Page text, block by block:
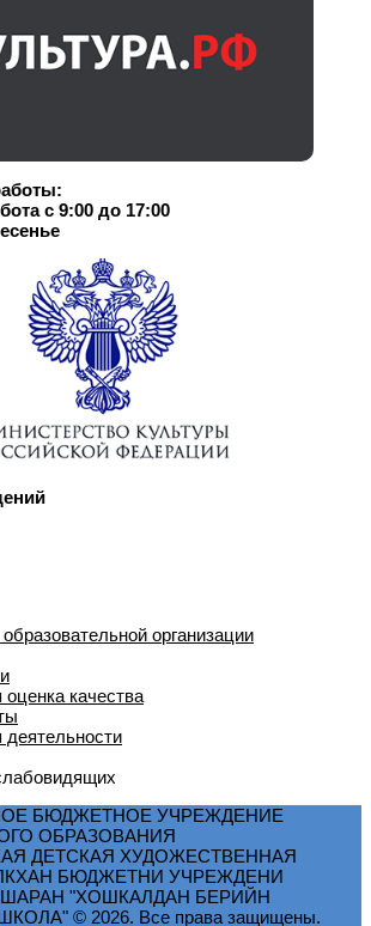
с 9:00 до 17:00
организации
качества
БЮДЖЕТНОЕ УЧРЕЖДЕНИЕ
ОБРАЗОВАНИЯ
ДЕТСКАЯ ХУДОЖЕСТВЕННАЯ
БЮДЖЕТНИ УЧРЕЖДЕНИ
"ХОШКАЛДАН БЕРИЙН
© 2026. Все права защищены.